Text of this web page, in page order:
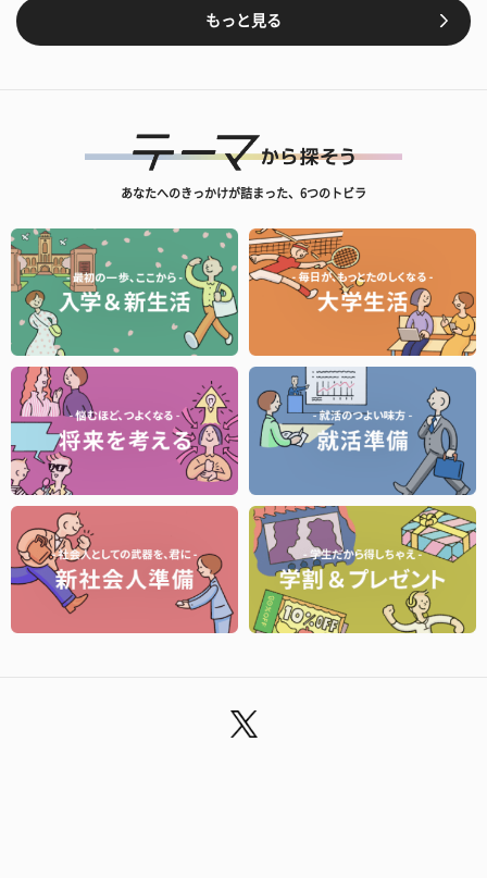
もっと見る
あなたへのきっかけが詰まった、6つのトビラ